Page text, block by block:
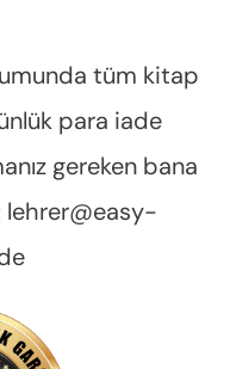
tüm kitap
para iade
gereken bana
lehrer@easy-